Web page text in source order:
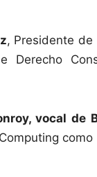
, Presidente de
Derecho
vocal de